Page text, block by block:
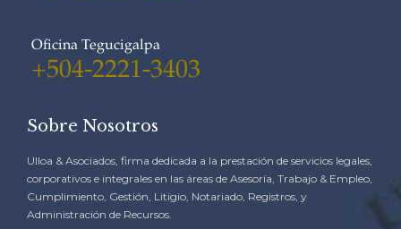
Oficina Tegucigalpa
+504-2221-3403
Sobre Nosotros
Ulloa & Asociados, firma dedicada a la prestación de servicios legales,
corporativos e integrales en las áreas de Asesoría, Trabajo & Empleo,
Cumplimiento, Gestión, Litigio, Notariado, Registros, y
Administración de Recursos.